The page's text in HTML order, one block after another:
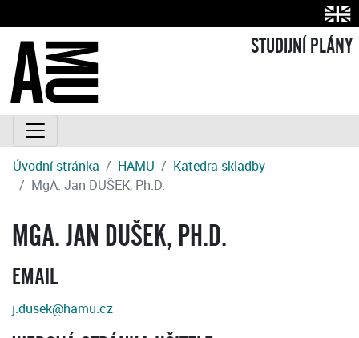
STUDIJNÍ PLÁNY
Úvodní stránka HAMU
Katedra skladby
MgA. Jan DUŠEK, Ph.D.
MGA. JAN DUŠEK, PH.D.
EMAIL
j.dusek@hamu.cz